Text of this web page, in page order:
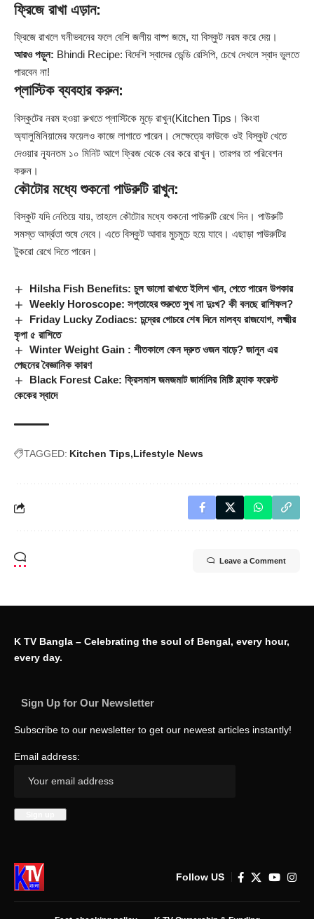
ফ্রিজে রাখা এড়ান:
ফ্রিজে রাখলে ঘনীভবনের ফলে বেশি জলীয় বাষ্প জমে, যা বিস্কুট নরম করে দেয়।
আরও পড়ুন: Bhindi Recipe: বিদেশি স্বাদের ভেন্ডি রেসিপি, চেখে দেখলে স্বাদ ভুলতে
পারবেন না!
প্লাস্টিক ব্যবহার করুন:
বিস্কুটের নরম হওয়া রুখতে প্লাস্টিকে মুড়ে রাখুন(Kitchen Tips। কিংবা
অ্যালুমিনিয়ামের ফয়েলও কাজে লাগাতে পারেন। সেক্ষেত্রে কাউকে ওই বিস্কুট খেতে
দেওয়ার ন্যূনতম ১০ মিনিট আগে ফ্রিজ থেকে বের করে রাখুন। তারপর তা পরিবেশন
করুন।
কৌটোর মধ্যে শুকনো পাউরুটি রাখুন:
বিস্কুট যদি নেতিয়ে যায়, তাহলে কৌটোর মধ্যে শুকনো পাউরুটি রেখে দিন। পাউরুটি
সমস্ত আর্দ্রতা শুষে নেবে। এতে বিস্কুট আবার মুচমুচে হয়ে যাবে। এছাড়া পাউরুটির
টুকরো রেখে দিতে পারেন।
Hilsha Fish Benefits: চুল ভালো রাখতে ইলিশ খান, পেতে পারেন উপকার
Weekly Horoscope: সপ্তাহের শুরুতে সুখ না দুঃখ? কী বলছে রাশিফল?
Friday Lucky Zodiacs: চন্দ্রের গোচরে শেষ দিনে মালব্য রাজযোগ, লক্ষ্মীর
কৃপা ৫ রাশিতে
Winter Weight Gain : শীতকালে কেন দ্রুত ওজন বাড়ে? জানুন এর
পেছনের বৈজ্ঞানিক কারণ
Black Forest Cake: ক্রিসমাস জমজমাট জার্মানির মিষ্টি ব্ল্যাক ফরেস্ট
কেকের স্বাদে
TAGGED: Kitchen Tips Lifestyle News
Leave a Comment
K TV Bangla – Celebrating the soul of Bengal, every hour,
every day.
Sign Up for Our Newsletter
Subscribe to our newsletter to get our newest articles instantly!
Email address:
Follow US